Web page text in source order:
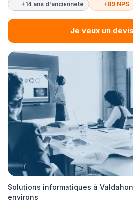
+14 ans d'ancienneté +89 NPS
Je veux un
Solutions informatiques à
environs